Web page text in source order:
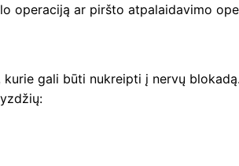
operaciją ar piršto atpalaidavimo
gali būti nukreipti į nervų